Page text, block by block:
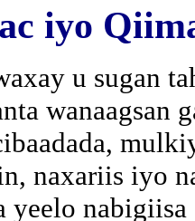
iyo
u sugan
wanaagsan
naxariis iyo
yeelo